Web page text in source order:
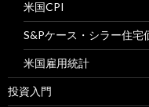
米国CPI
S&Pケース・シラー住宅
米国雇用統計
投資入門